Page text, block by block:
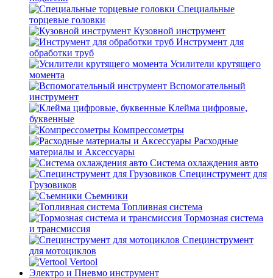
Специальные
торцевые головки
Кузовной инструмент
Инструмент для
обработки труб
Усилители крутящего
момента
Вспомогательный
инструмент
Клейма цифровые,
буквенные
Компрессометры
Расходные
материалы и Аксессуары
Система охлаждения авто
Специнструмент для
Грузовиков
Съемники
Топливная система
Тормозная система
и трансмиссия
Специнструмент
для мотоциклов
Vertool
Электро и Пневмо инструмент